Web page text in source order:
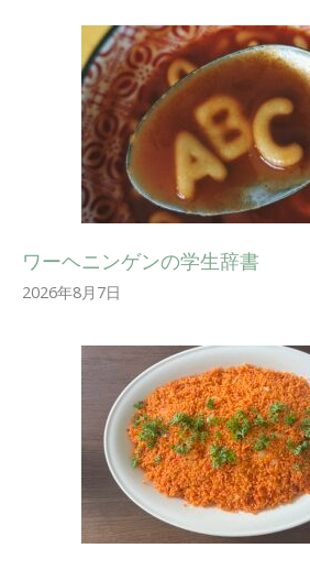
ワーヘニンゲンの学生辞書
2026年8月7日